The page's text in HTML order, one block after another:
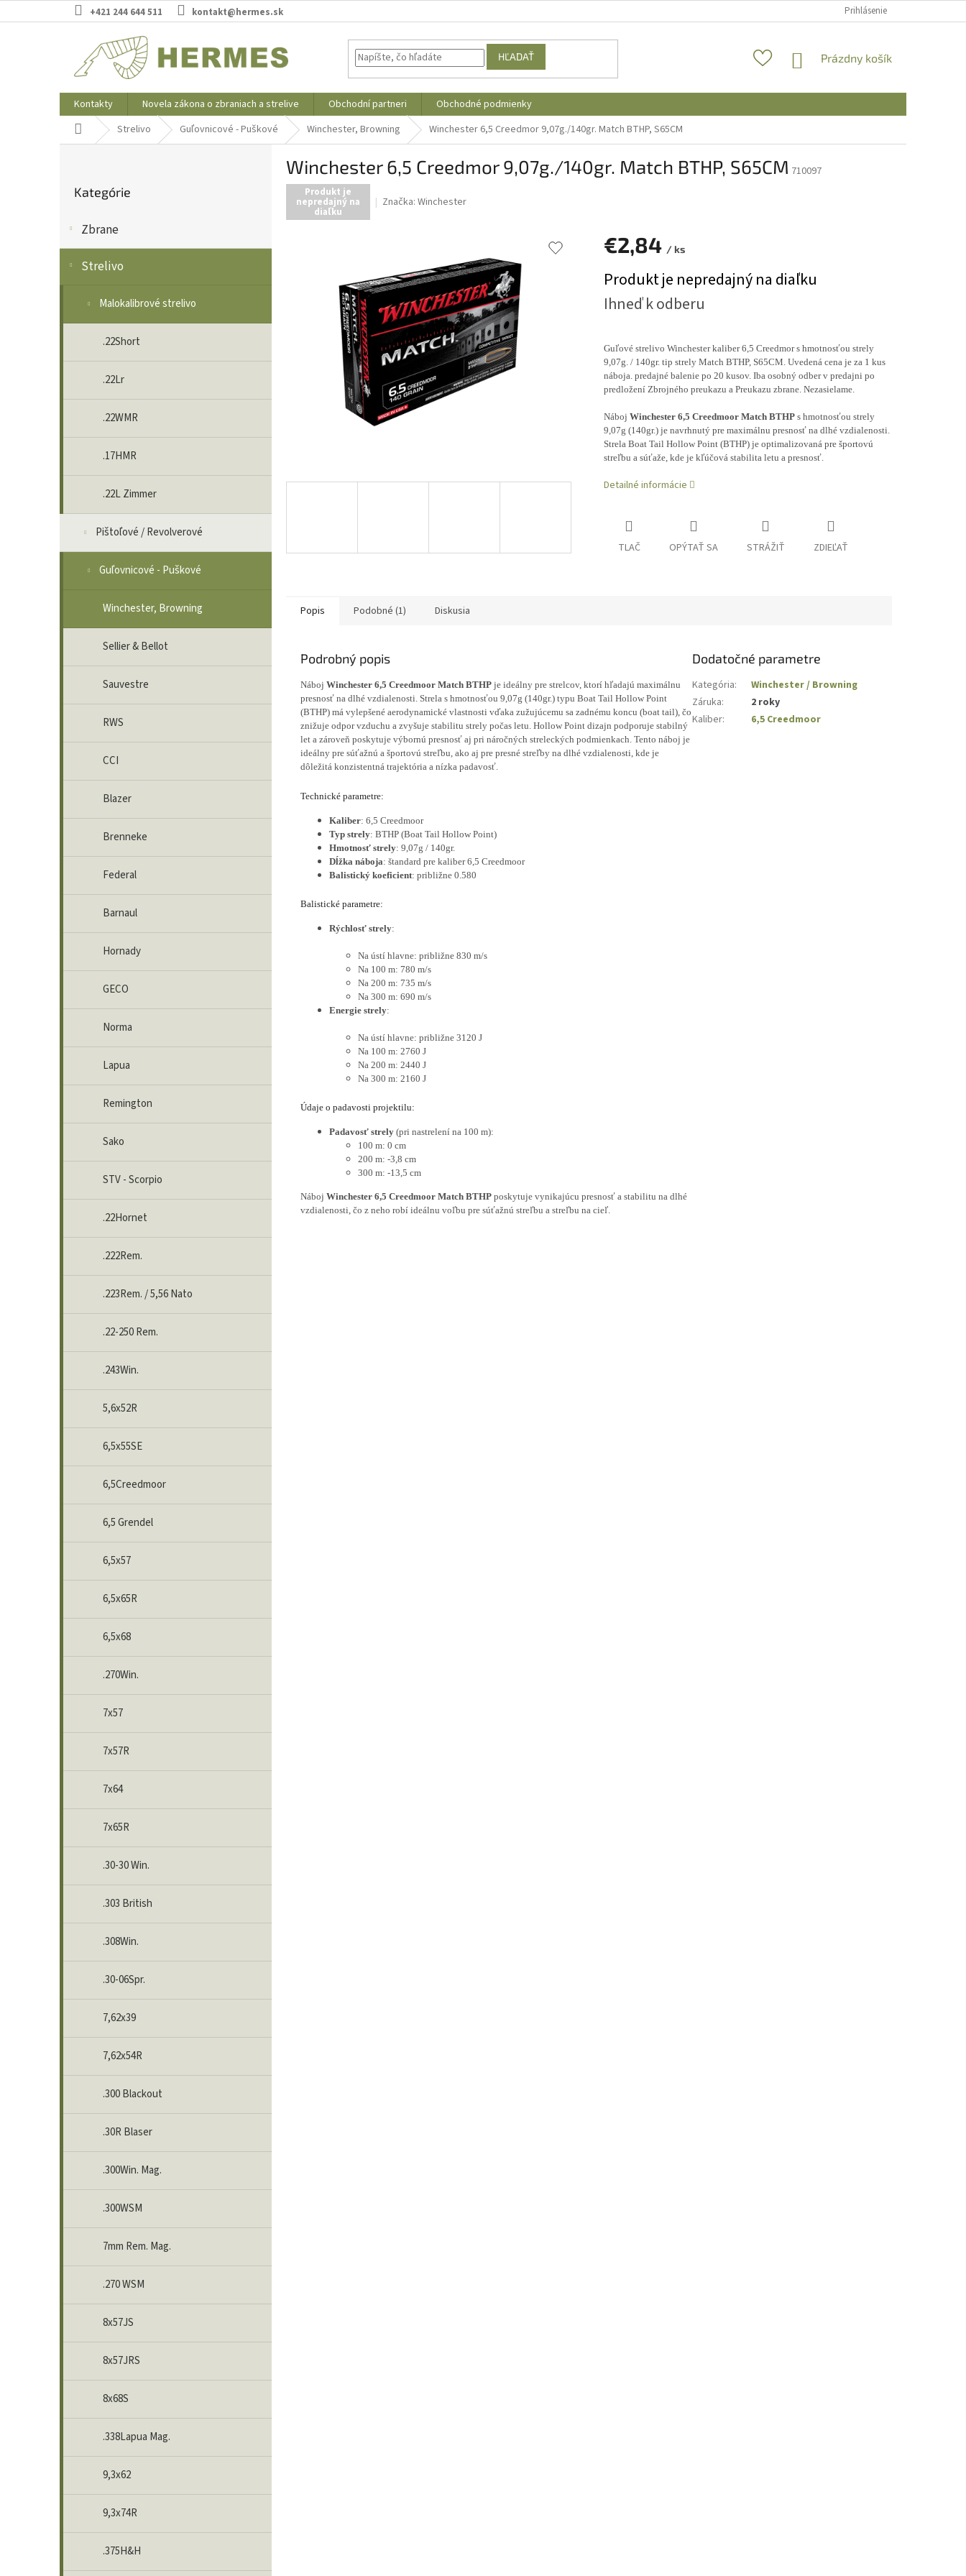
na
+421 244 644 511 kontakt@hermes.sk Prihlásenie
HĽADAŤ
NÁKUPNÝ
Prázdny košík
Kontakty Novela zákona o zbraniach a strelive Obchodní partneri
Obchodné podmienky
DomovStrelivo Guľovnicové - Puškové Winchester, Browning Winchester 6,5 Creedmor 9,07g./140gr. Match BTHP, S65CM
a
kategórie
Kategórie
Zbrane
Strelivo
Malokalibrové strelivo
.22Short
.22Lr
.22WMR
.17HMR
.22L Zimmer
Pištoľové / Revolverové
Guľovnicové - Puškové
Winchester, Browning
Sellier & Bellot
Sauvestre
RWS
CCI
Blazer
Brenneke
Federal
Barnaul
Hornady
GECO
Norma
Lapua
Remington
Sako
STV - Scorpio
.22Hornet
.222Rem.
.223Rem. / 5,56 Nato
.22-250 Rem.
.243Win.
5,6x52R
6,5x55SE
6,5Creedmoor
6,5 Grendel
6,5x57
6,5x65R
6,5x68
.270Win.
7x57
7x57R
7x64
7x65R
.30-30 Win.
.303 British
.308Win.
.30-06Spr.
7,62x39
7,62x54R
.300 Blackout
.30R Blaser
.300Win. Mag.
.300WSM
7mm Rem. Mag.
.270 WSM
8x57JS
8x57JRS
8x68S
.338Lapua Mag.
9,3x62
9,3x74R
.375H&H
Winchester 6,5 Creedmor 9,07g./140gr. Match BTHP, S65CM 710097
Produkt je
nepredajný na
diaľku
Značka: Winchester
€2,84 / ks
cena:
Produkt je nepredajný na diaľku
Ihneď k odberu
Guľové strelivo Winchester kaliber 6,5 Creedmor s hmotnosťou strely
9,07g. / 140gr. tip strely Match BTHP, S65CM. Uvedená cena je za 1 kus
náboja. predajné balenie po 20 kusov. Iba osobný odber v predajni po
predložení Zbrojného preukazu a Preukazu zbrane. Nezasielame.
Náboj Winchester 6,5 Creedmoor Match BTHPs hmotnosťou strely
9,07g (140gr.) je navrhnutý pre maximálnu presnosť na dlhé vzdialenosti.
Strela Boat Tail Hollow Point (BTHP) je optimalizovaná pre športovú
streľbu a súťaže, kde je kľúčová stabilita letu a presnosť.
Detailné informácie
TLAČ OPÝTAŤ SA STRÁŽIŤ ZDIEĽAŤ
Popis Podobné (1) Diskusia
Podrobný popis
Náboj Winchester 6,5 Creedmoor Match BTHP je ideálny pre strelcov, ktorí hľadajú maximálnu
presnosť na dlhé vzdialenosti. Strela s hmotnosťou 9,07g (140gr.) typu Boat Tail Hollow Point
(BTHP) má vylepšené aerodynamické vlastnosti vďaka zužujúcemu sa zadnému koncu (boat tail), čo
znižuje odpor vzduchu a zvyšuje stabilitu strely počas letu. Hollow Point dizajn podporuje stabilný
let a zároveň poskytuje výbornú presnosť aj pri náročných streleckých podmienkach. Tento náboj je
ideálny pre súťažnú a športovú streľbu, ako aj pre presné streľby na dlhé vzdialenosti, kde je
dôležitá konzistentná trajektória a nízka padavosť.
Technické parametre:
Kaliber: 6,5 Creedmoor
Typ strely: BTHP (Boat Tail Hollow Point)
Hmotnosť strely: 9,07g / 140gr.
Dĺžka náboja: štandard pre kaliber 6,5 Creedmoor
Balistický koeficient: približne 0.580
Balistické parametre:
Rýchlosť strely:
Na ústí hlavne: približne 830 m/s
Na 100 m: 780 m/s
Na 200 m: 735 m/s
Na 300 m: 690 m/s
Energie strely:
Na ústí hlavne: približne 3120 J
Na 100 m: 2760 J
Na 200 m: 2440 J
Na 300 m: 2160 J
Údaje o padavosti projektilu:
Padavosť strely (pri nastrelení na 100 m):
100 m: 0 cm
200 m: -3,8 cm
300 m: -13,5 cm
Náboj Winchester 6,5 Creedmoor Match BTHP poskytuje vynikajúcu presnosť a stabilitu na dlhé
vzdialenosti, čo z neho robí ideálnu voľbu pre súťažnú streľbu a streľbu na cieľ.
Dodatočné parametre
Kategória:
Winchester / Browning
Záruka:
2 roky
Kaliber: 6,5 Creedmoor